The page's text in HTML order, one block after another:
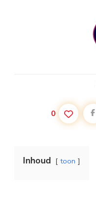
0
Inhoud toon